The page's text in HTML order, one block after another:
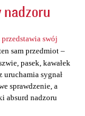
swój
sam przedmiot –
pasek, kawałek
uruchamia sygnał
sprawdzenie, a
absurd nadzoru